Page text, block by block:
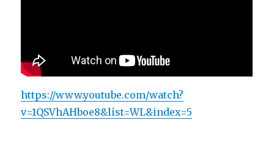
https://www.youtube.com/watch?
v=1QSVhAHboe8&list=WL&index=5